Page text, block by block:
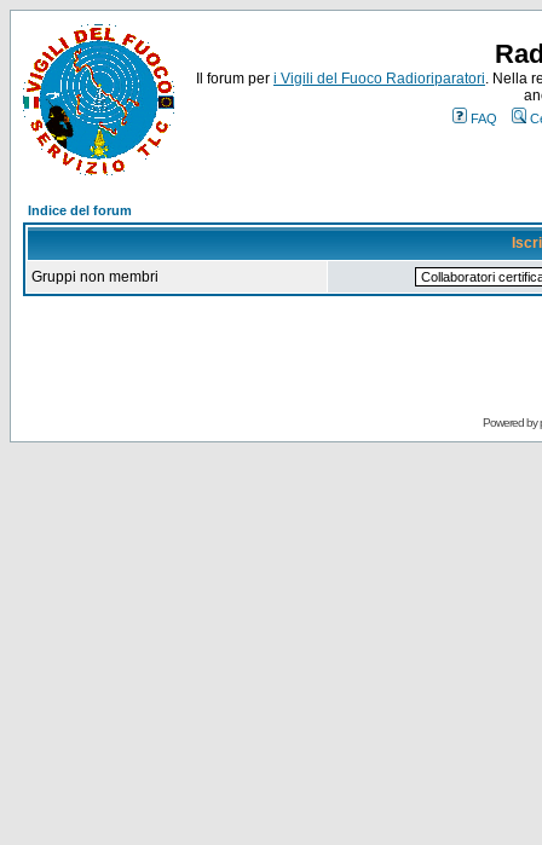
Il forum per i Vigili del Fuoco Radioriparatori. Nella
FAQ
Indice del forum
Gruppi non membri
Powered by